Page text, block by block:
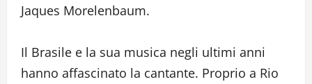
Jaques Morelenbaum.
Il Brasile e la sua musica negli ultimi anni
hanno affascinato la cantante. Proprio a Rio